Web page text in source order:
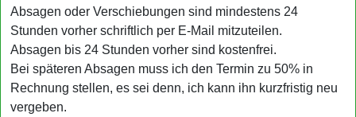
Absagen oder Verschiebungen sind mindestens 24
Stunden vorher schriftlich per E-Mail mitzuteilen.
Absagen bis 24 Stunden vorher sind kostenfrei.
Bei späteren Absagen muss ich den Termin zu 50% in
Rechnung stellen, es sei denn, ich kann ihn kurzfristig neu
vergeben.